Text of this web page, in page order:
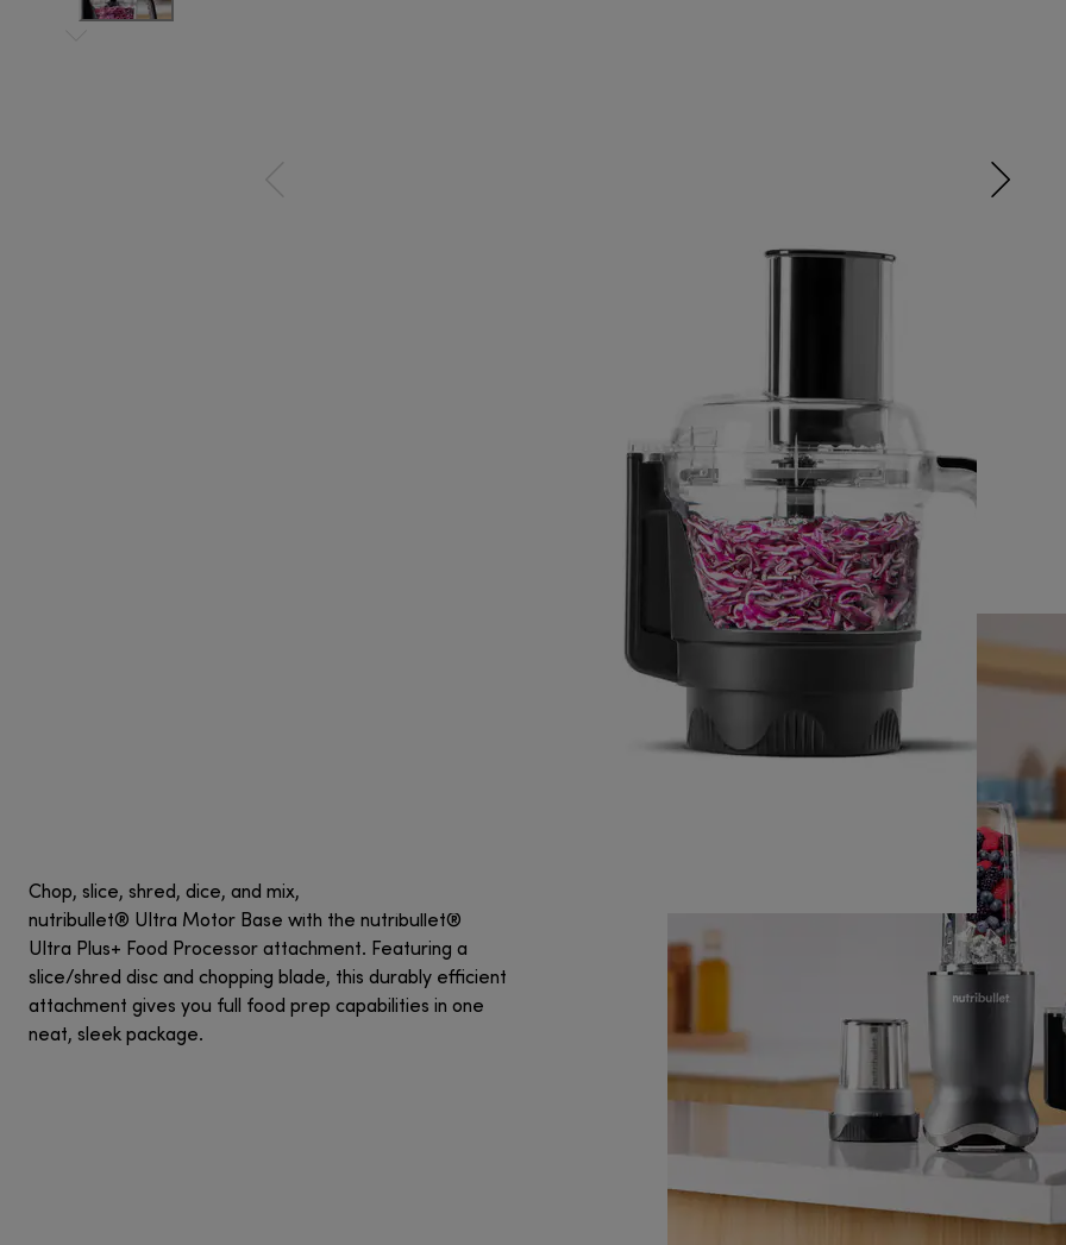
Chop, slice, shred, dice, and mix, all from your
nutribullet® Ultra Motor Base with the nutribullet®
Ultra Plus+ Food Processor attachment. Featuring a
slice/shred disc and chopping blade, this durably efficient
attachment gives you full food prep capabilities in one
neat, sleek package.